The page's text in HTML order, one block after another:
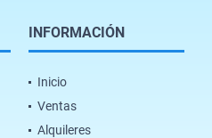
INFORMACIÓN
Inicio
Ventas
Alquileres